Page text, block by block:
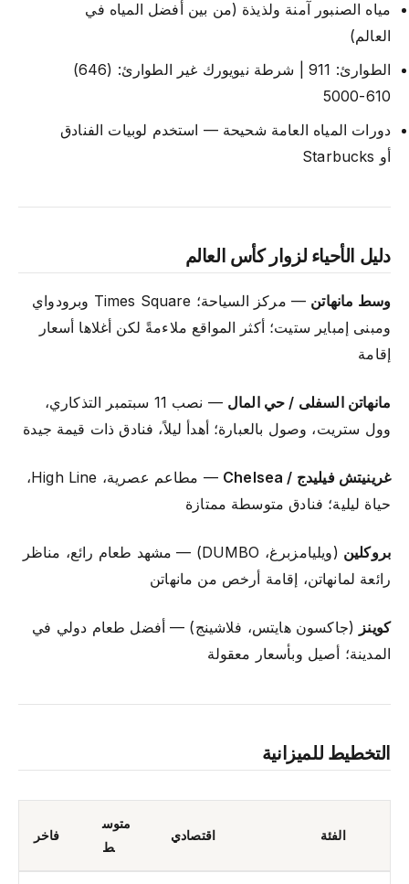
مياه الصنبور آمنة ولذيذة (من بين أفضل المياه في
العالم)
الطوارئ: 911 | شرطة نيويورك غير الطوارئ: (646)
610-5000
دورات المياه العامة شحيحة — استخدم لوبيات الفنادق
أو Starbucks
دليل الأحياء لزوار كأس العالم
وسط مانهاتن
— مركز السياحة؛ Times Square وبرودواي
ومبنى إمباير ستيت؛ أكثر المواقع ملاءمةً لكن أغلاها أسعار
إقامة
مانهاتن السفلى / حي المال
— نصب 11 سبتمبر التذكاري،
وول ستريت، وصول بالعبارة؛ أهدأ ليلاً، فنادق ذات قيمة جيدة
غرينيتش فيليدج / Chelsea
— مطاعم عصرية، High Line،
حياة ليلية؛ فنادق متوسطة ممتازة
بروكلين
(ويليامزبرغ، DUMBO) — مشهد طعام رائع، مناظر
رائعة لمانهاتن، إقامة أرخص من مانهاتن
كوينز (جاكسون هايتس، فلاشينج) — أفضل طعام دولي في
المدينة؛ أصيل وبأسعار معقولة
التخطيط للميزانية
الفئة اقتصادي
متوس
ط
فاخر